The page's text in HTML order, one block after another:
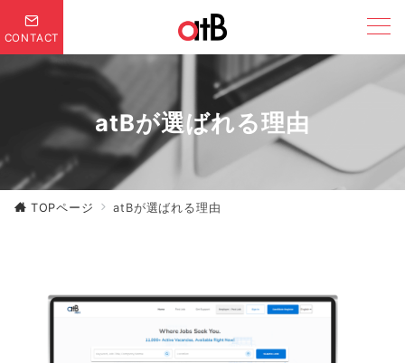
CONTACT
atBが選ばれる理由
TOPページ atBが選ばれる理由